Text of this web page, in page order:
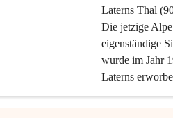
Laterns Thal
Die jetzige Alpe
eigenständige
wurde im Jahr
Laterns